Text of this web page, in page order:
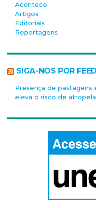
Acontece
Artigos
Editoriais
Reportagens
SIGA-NOS POR FEED
Presença de pastagens
eleva o risco de